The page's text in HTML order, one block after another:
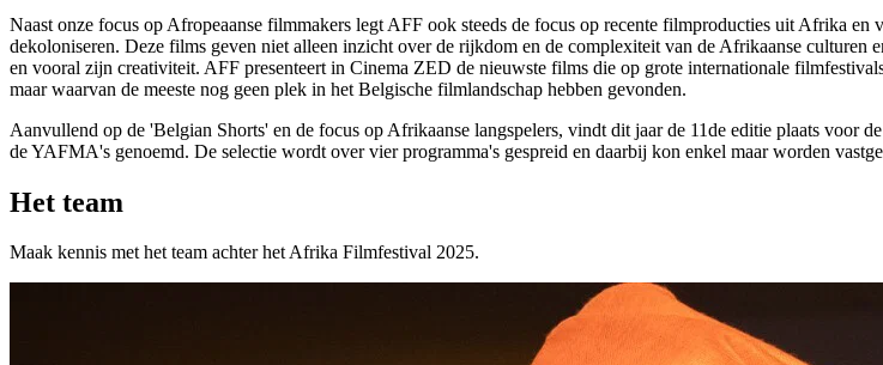
Naast onze focus op Afropeaanse filmmakers legt AFF ook steeds de focus op recente filmproducties uit Afrika
dekoloniseren. Deze films geven niet alleen inzicht over de rijkdom en de complexiteit van de Afrikaanse culturen
en vooral zijn creativiteit. AFF presenteert in Cinema ZED de nieuwste films die op grote internationale
maar waarvan de meeste nog geen plek in het Belgische filmlandschap hebben gevonden.
Aanvullend op de 'Belgian Shorts' en de focus op Afrikaanse langspelers, vindt dit jaar de 11de editie plaats
de YAFMA's genoemd. De selectie wordt over vier programma's gespreid en daarbij kon enkel maar worden
Het team
Maak kennis met het team achter het Afrika Filmfestival 2025.